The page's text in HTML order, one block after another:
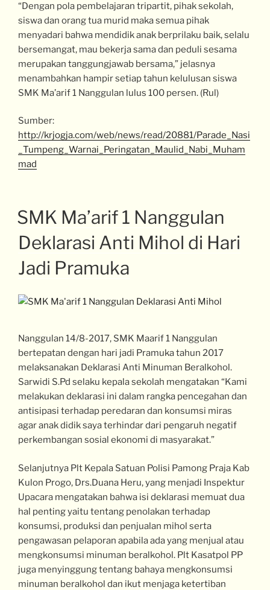
“Dengan pola pembelajaran tripartit, pihak sekolah,
siswa dan orang tua murid maka semua pihak
menyadari bahwa mendidik anak berprilaku baik, selalu
bersemangat, mau bekerja sama dan peduli sesama
merupakan tanggungjawab bersama,” jelasnya
menambahkan hampir setiap tahun kelulusan siswa
SMK Ma’arif 1 Nanggulan lulus 100 persen. (Rul)
Sumber:
http://krjogja.com/web/news/read/20881/Parade_Nasi
_Tumpeng_Warnai_Peringatan_Maulid_Nabi_Muham
mad
SMK Ma’arif 1 Nanggulan
Deklarasi Anti Mihol di Hari
Jadi Pramuka
Nanggulan 14/8-2017, SMK Maarif 1 Nanggulan
bertepatan dengan hari jadi Pramuka tahun 2017
melaksanakan Deklarasi Anti Minuman Beralkohol.
Sarwidi S.Pd selaku kepala sekolah mengatakan “Kami
melakukan deklarasi ini dalam rangka pencegahan dan
antisipasi terhadap peredaran dan konsumsi miras
agar anak didik saya terhindar dari pengaruh negatif
perkembangan sosial ekonomi di masyarakat.”
Selanjutnya Plt Kepala Satuan Polisi Pamong Praja Kab
Kulon Progo, Drs.Duana Heru, yang menjadi Inspektur
Upacara mengatakan bahwa isi deklarasi memuat dua
hal penting yaitu tentang penolakan terhadap
konsumsi, produksi dan penjualan mihol serta
pengawasan pelaporan apabila ada yang menjual atau
mengkonsumsi minuman beralkohol. Plt Kasatpol PP
juga menyinggung tentang bahaya mengkonsumsi
minuman beralkohol dan ikut menjaga ketertiban